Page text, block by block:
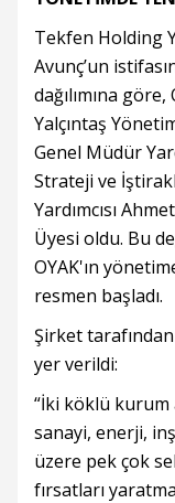
Tekfen Holding
Avunç’un
dağılımına
Yalçıntaş
Genel Müdür
Strateji ve
Yardımcısı
Üyesi oldu. Bu
OYAK'ın
resmen başladı.
Şirket
yer verildi:
“İki köklü kurum
sanayi, enerji,
üzere pek çok
fırsatları